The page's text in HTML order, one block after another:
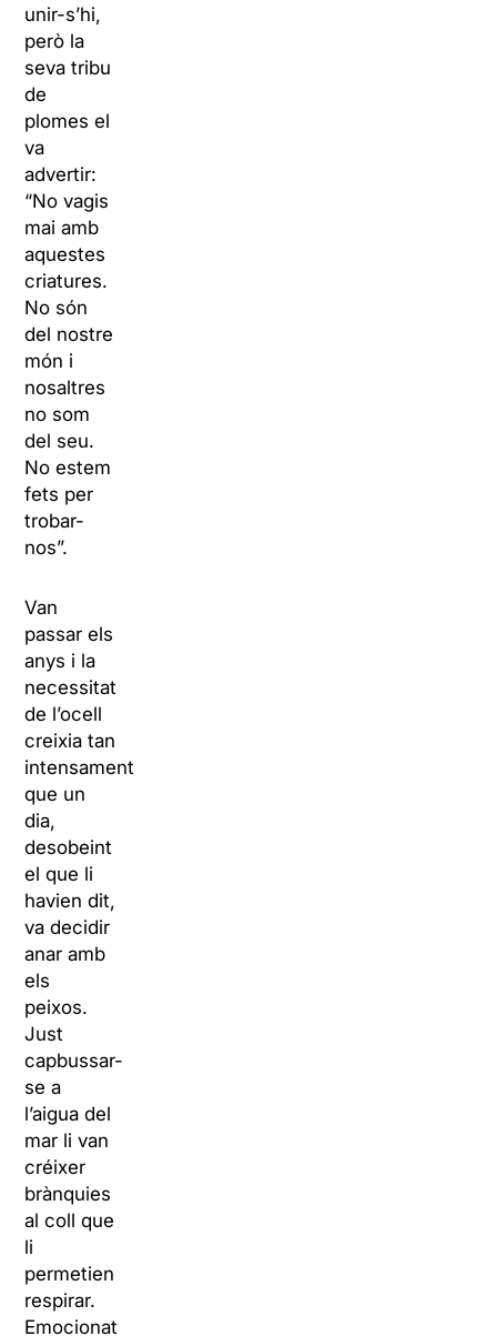
unir-s’hi,
però la
seva tribu
de
plomes el
va
advertir:
“No vagis
mai amb
aquestes
criatures.
No són
del nostre
món i
nosaltres
no som
del seu.
No estem
fets per
trobar-
nos”.
Van
passar els
anys i la
necessitat
de l’ocell
creixia tan
intensament
que un
dia,
desobeint
el que li
havien dit,
va decidir
anar amb
els
peixos.
Just
capbussar-
se a
l’aigua del
mar li van
créixer
brànquies
al coll que
li
permetien
respirar.
Emocionat